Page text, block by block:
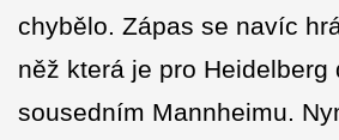
chybělo. Zápas se navíc
něž která je pro Heidelberg
sousedním Mannheimu.